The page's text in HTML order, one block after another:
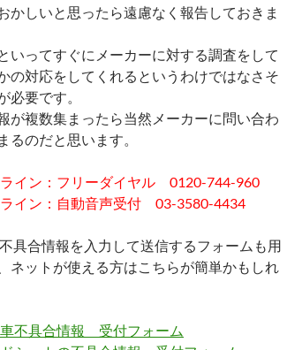
かしいと思ったら遠慮なく報告しておきま
いってすぐにメーカーに対する調査をして
の対応をしてくれるというわけではなさそ
必要です。
が複数集まったら当然メーカーに問い合わ
るのだと思います。
イン：フリーダイヤル 0120-744-960
イン：自動音声受付 03-3580-4434
具合情報を入力して送信するフォームも用
ネットが使える方はこちらが簡単かもしれ
不具合情報 受付フォーム